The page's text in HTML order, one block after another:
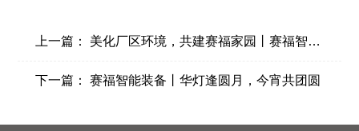
上一篇： 美化厂区环境，共建赛福家园丨赛福智能装备开展3.12植树节活动
下一篇：赛福智能装备丨华灯逢圆月，今宵共团圆